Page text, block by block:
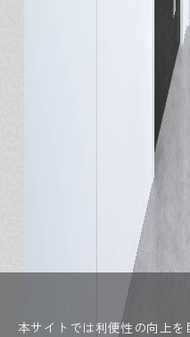
本サイトでは利便性の向上